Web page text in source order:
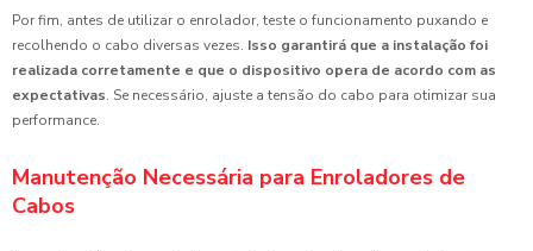
Por fim, antes de utilizar o enrolador, teste o funcionamento puxando e
recolhendo o cabo diversas vezes. Isso garantirá que a instalação foi
realizada corretamente e que o dispositivo opera de acordo com as
expectativas. Se necessário, ajuste a tensão do cabo para otimizar sua
performance.
Manutenção Necessária para Enroladores de
Cabos